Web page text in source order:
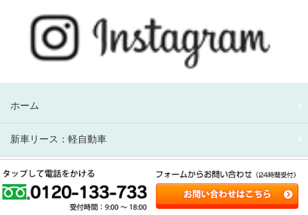
ホーム
新車リース：軽自動車
新車リース：アルファード